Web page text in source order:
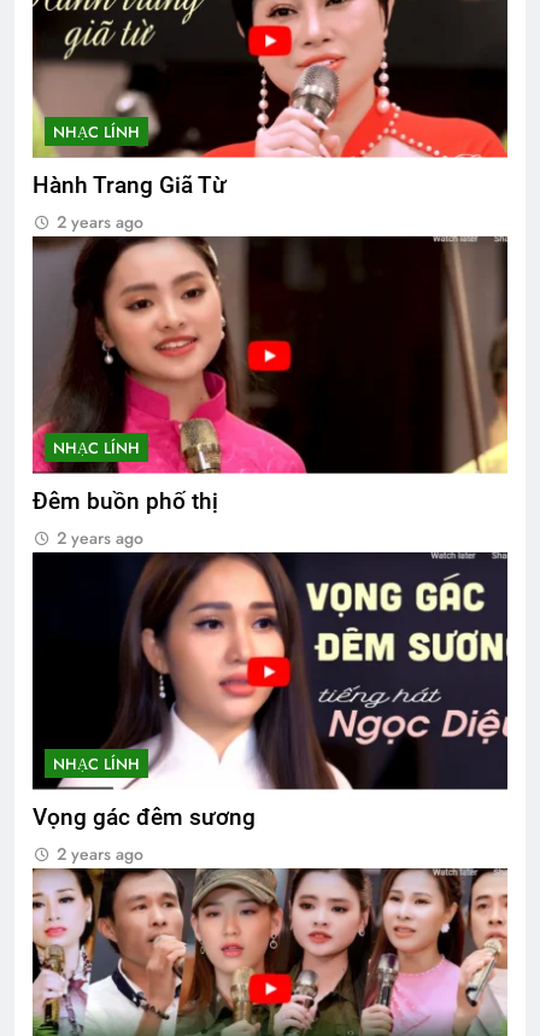
NHẠC LÍNH
Hành Trang Giã Từ
2 years ago
NHẠC LÍNH
Đêm buồn phố thị
2 years ago
NHẠC LÍNH
Vọng gác đêm sương
2 years ago